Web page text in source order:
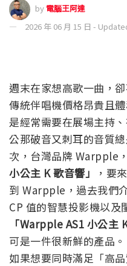
by 電腦王阿達
2026 年 06 月 15 日 -
週末在家想高歌一曲，
傳統伴唱機價格昂貴且
是經常需要在展場主持
公那破音又刺耳的音質
次，台灣品牌 Warpple
小公主 K 歌音響」
，要
到 Warpple，過去我們
CP 值的智慧投影機以及
「Warpple AS1 小公主
可是一件很新鮮的產品。
如果想要同時滿足「高